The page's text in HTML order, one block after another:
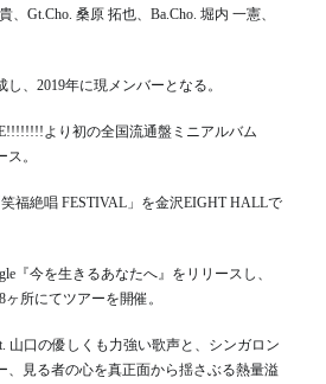
、Gt.Cho. 桑原 拓也、Ba.Cho. 堀内 一憲、
、2019年に現メンバーとなる。
より初の全国流通盤ミニアルバム
。
福絶唱 FESTIVAL」を金沢EIGHT HALLで
『今を生きるあなたへ』をリリースし、
ヶ所にてツアーを開催。
山口の優しくも力強い歌声と、シンガロン
、見る者の心を真正面から揺さぶる熱量溢